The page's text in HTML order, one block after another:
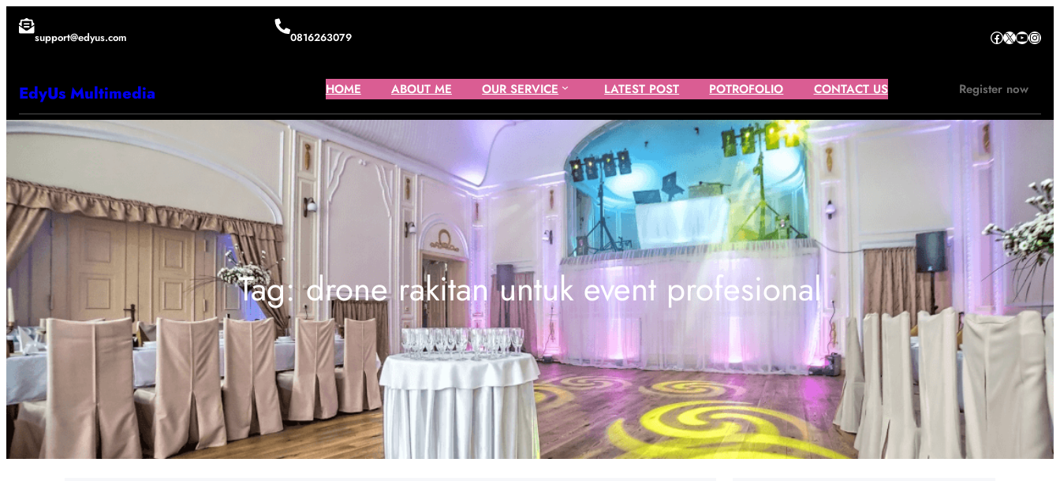
Lewati
support@edyus.com 0816263079 Facebook X YouTube Instagram
EdyUs Multimedia HOME ABOUT ME OUR SERVICE LATEST POST POTROFOLIO CONTACT US Register now
Tag:drone rakitan untuk event profesional